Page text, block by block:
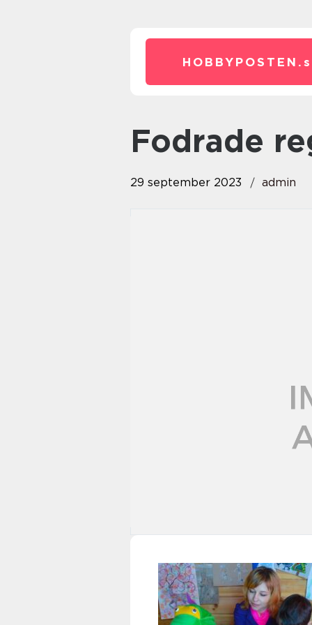
HOBBYPOSTEN.
fodrade
29 september 2023 admin